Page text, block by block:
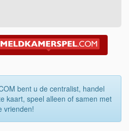
bent u de centralist, handel
kaart, speel alleen of samen met
vrienden!